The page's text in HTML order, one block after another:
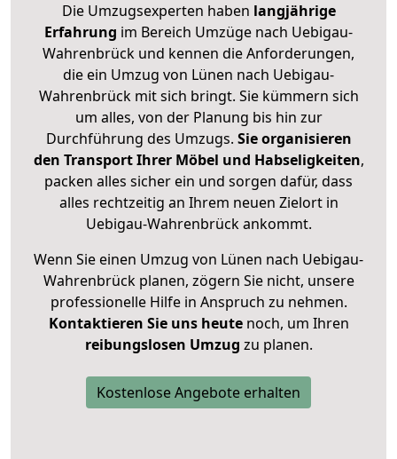
Die Umzugsexperten haben langjährige
Erfahrung im Bereich Umzüge nach Uebigau-
Wahrenbrück und kennen die Anforderungen,
die ein Umzug von Lünen nach Uebigau-
Wahrenbrück mit sich bringt. Sie kümmern sich
um alles, von der Planung bis hin zur
Durchführung des Umzugs. Sie organisieren
den Transport Ihrer Möbel und Habseligkeiten,
packen alles sicher ein und sorgen dafür, dass
alles rechtzeitig an Ihrem neuen Zielort in
Uebigau-Wahrenbrück ankommt.
Wenn Sie einen Umzug von Lünen nach Uebigau-
Wahrenbrück planen, zögern Sie nicht, unsere
professionelle Hilfe in Anspruch zu nehmen.
Kontaktieren Sie uns heutenoch, um Ihren
reibungslosen Umzug zu planen.
Kostenlose Angebote erhalten